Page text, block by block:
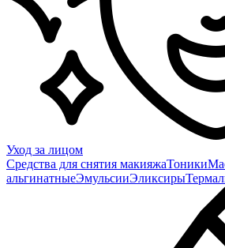
Уход за лицом
Средства для снятия макияжаТоники
альгинатныеЭмульсииЭликсиры